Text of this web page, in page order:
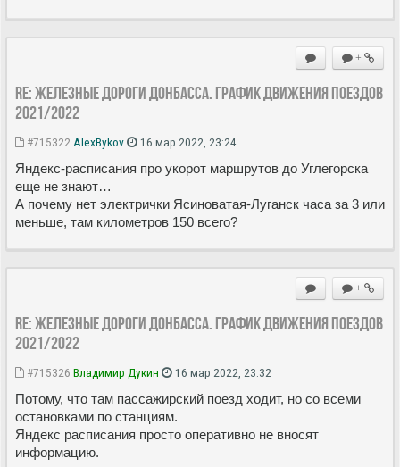
+
Re: Железные дороги Донбасса. График движения поездов
2021/2022
#715322 AlexBykov 16 мар 2022, 23:24
Яндекс-расписания про укорот маршрутов до Углегорска
еще не знают…
А почему нет электрички Ясиноватая-Луганск часа за 3 или
меньше, там километров 150 всего?
+
Re: Железные дороги Донбасса. График движения поездов
2021/2022
#715326 Владимир Дукин 16 мар 2022, 23:32
Потому, что там пассажирский поезд ходит, но со всеми
остановками по станциям.
Яндекс расписания просто оперативно не вносят
информацию.